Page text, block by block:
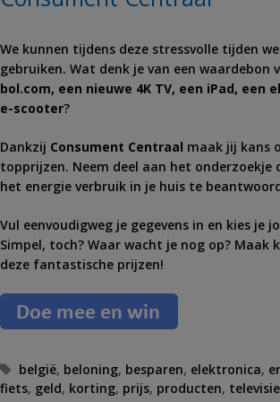
We kunnen tijdens deze stressvolle tijden
gebruiken. Wat denk je van een waardebon
bol.com, een nieuwe 4K TV, een iPad,
e-scooter?
Dankzij Consument Centraal maak jij kans
topprijzen. Neem deel aan het onderzoekje
het energie verbruik in je huis te
Vul eenvoudigweg je gegevens in en kies je
Simpel, toch? Waar wacht je nog op? Maak
deze fantastische prijzen!
T
a
belgië, beloning, besparen, elektronica,
fiets, geld, korting, prijs, producten, televisie